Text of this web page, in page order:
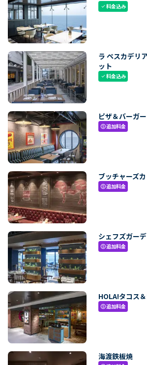
check料金込み
ラ ペスカデリ
ット
check料金込み
ピザ＆バーガー
paid追加料金
ブッチャーズ
paid追加料金
シェフズガー
paid追加料金
HOLA!タコス
paid追加料金
海渡鉄板焼